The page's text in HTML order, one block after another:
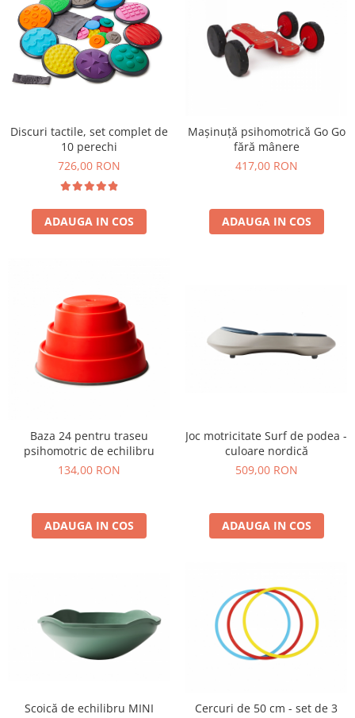
Stimulare olfactivă
Stimulare tactila
Stimulare vizuala
Terapie de integrare senzorială
Discuri tactile, set complet de
10 perechi
726,00 RON
ADAUGA IN COS
Mașinuță psihomotrică Go Go
fără mânere
417,00 RON
ADAUGA IN COS
Baza 24 pentru traseu
psihomotric de echilibru
134,00 RON
ADAUGA IN COS
Joc motricitate Surf de podea -
culoare nordică
509,00 RON
ADAUGA IN COS
Scoică de echilibru MINI
Cercuri de 50 cm - set de 3